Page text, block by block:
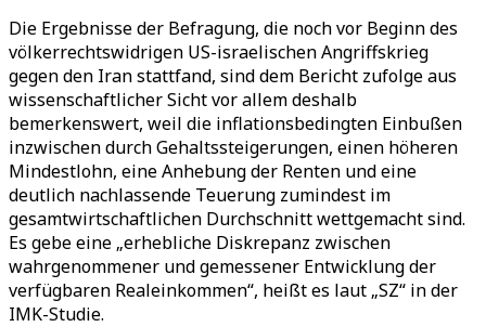
Die Ergebnisse der Befragung, die noch vor Beginn des
völkerrechtswidrigen US-israelischen Angriffskrieg
gegen den Iran stattfand, sind dem Bericht zufolge aus
wissenschaftlicher Sicht vor allem deshalb
bemerkenswert, weil die inflationsbedingten Einbußen
inzwischen durch Gehaltssteigerungen, einen höheren
Mindestlohn, eine Anhebung der Renten und eine
deutlich nachlassende Teuerung zumindest im
gesamtwirtschaftlichen Durchschnitt wettgemacht sind.
Es gebe eine „erhebliche Diskrepanz zwischen
wahrgenommener und gemessener Entwicklung der
verfügbaren Realeinkommen“, heißt es laut „SZ“ in der
IMK-Studie.